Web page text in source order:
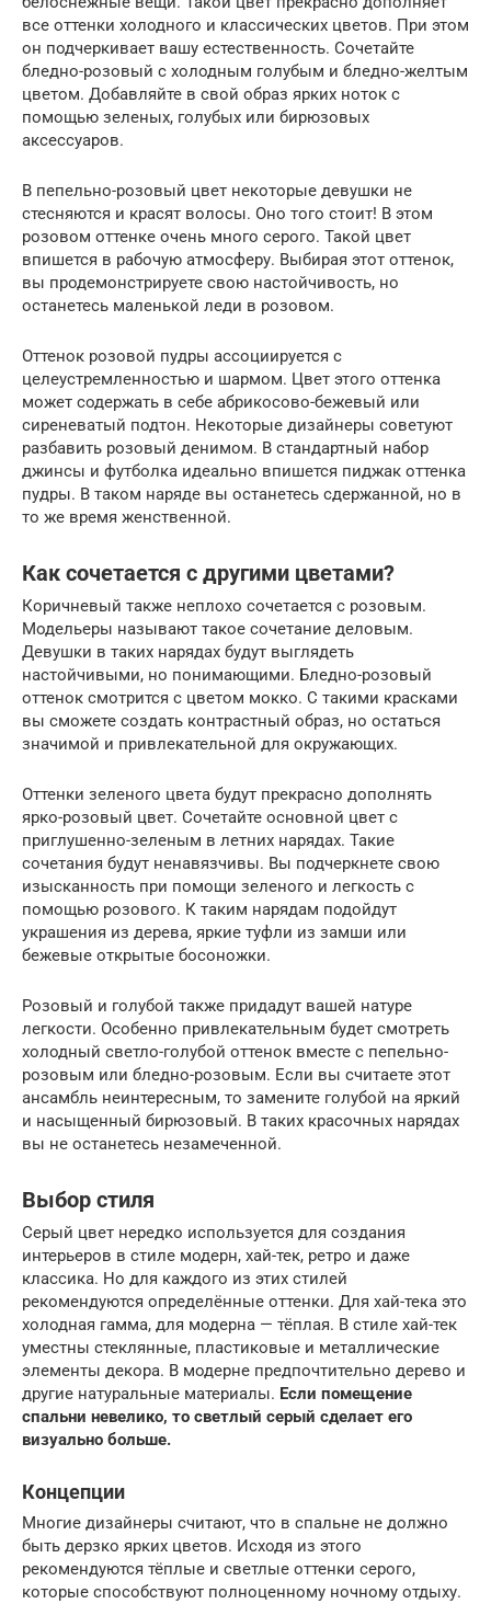
все оттенки холодного и классических цветов. При этом
он подчеркивает вашу естественность. Сочетайте
бледно-розовый с холодным голубым и бледно-желтым
цветом. Добавляйте в свой образ ярких ноток с
помощью зеленых, голубых или бирюзовых
аксессуаров.
В пепельно-розовый цвет некоторые девушки не
стесняются и красят волосы. Оно того стоит! В этом
розовом оттенке очень много серого. Такой цвет
впишется в рабочую атмосферу. Выбирая этот оттенок,
вы продемонстрируете свою настойчивость, но
останетесь маленькой леди в розовом.
Оттенок розовой пудры ассоциируется с
целеустремленностью и шармом. Цвет этого оттенка
может содержать в себе абрикосово-бежевый или
сиреневатый подтон. Некоторые дизайнеры советуют
разбавить розовый денимом. В стандартный набор
джинсы и футболка идеально впишется пиджак оттенка
пудры. В таком наряде вы останетесь сдержанной, но в
то же время женственной.
Как сочетается с другими цветами?
Коричневый также неплохо сочетается с розовым.
Модельеры называют такое сочетание деловым.
Девушки в таких нарядах будут выглядеть
настойчивыми, но понимающими. Бледно-розовый
оттенок смотрится с цветом мокко. С такими красками
вы сможете создать контрастный образ, но остаться
значимой и привлекательной для окружающих.
Оттенки зеленого цвета будут прекрасно дополнять
ярко-розовый цвет. Сочетайте основной цвет с
приглушенно-зеленым в летних нарядах. Такие
сочетания будут ненавязчивы. Вы подчеркнете свою
изысканность при помощи зеленого и легкость с
помощью розового. К таким нарядам подойдут
украшения из дерева, яркие туфли из замши или
бежевые открытые босоножки.
Розовый и голубой также придадут вашей натуре
легкости. Особенно привлекательным будет смотреть
холодный светло-голубой оттенок вместе с пепельно-
розовым или бледно-розовым. Если вы считаете этот
ансамбль неинтересным, то замените голубой на яркий
и насыщенный бирюзовый. В таких красочных нарядах
вы не останетесь незамеченной.
Выбор стиля
Серый цвет нередко используется для создания
интерьеров в стиле модерн, хай-тек, ретро и даже
классика. Но для каждого из этих стилей
рекомендуются определённые оттенки. Для хай-тека это
холодная гамма, для модерна — тёплая. В стиле хай-тек
уместны стеклянные, пластиковые и металлические
элементы декора. В модерне предпочтительно дерево и
другие натуральные материалы. Если помещение
спальни невелико, то светлый серый сделает его
визуально больше.
Концепции
Многие дизайнеры считают, что в спальне не должно
быть дерзко ярких цветов. Исходя из этого
рекомендуются тёплые и светлые оттенки серого,
которые способствуют полноценному ночному отдыху.